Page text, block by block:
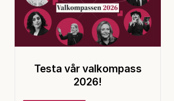
Testa vår valkompass
2026!